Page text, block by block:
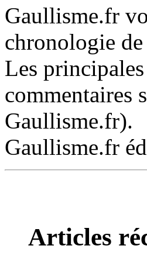
Gaullisme.fr
chronologie
Les
commentaires
Gaullisme.fr).
Gaullisme.fr
Articles